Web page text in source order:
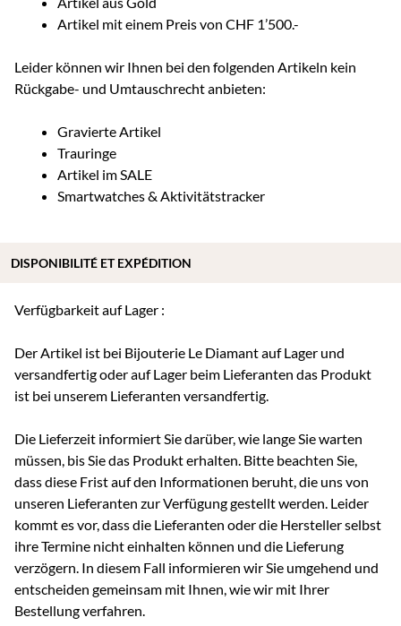
Artikel mit einem Preis von CHF 1’500.-
Leider können wir Ihnen bei den folgenden Artikeln kein
Rückgabe- und Umtauschrecht anbieten:
Gravierte Artikel
Trauringe
Artikel im SALE
Smartwatches & Aktivitätstracker
Verfügbarkeit auf Lager :
Der Artikel ist bei Bijouterie Le Diamant auf Lager und
versandfertig oder auf Lager beim Lieferanten das Produkt
ist bei unserem Lieferanten versandfertig.
Die Lieferzeit informiert Sie darüber, wie lange Sie warten
müssen, bis Sie das Produkt erhalten. Bitte beachten Sie,
dass diese Frist auf den Informationen beruht, die uns von
unseren Lieferanten zur Verfügung gestellt werden. Leider
kommt es vor, dass die Lieferanten oder die Hersteller selbst
ihre Termine nicht einhalten können und die Lieferung
verzögern. In diesem Fall informieren wir Sie umgehend und
entscheiden gemeinsam mit Ihnen, wie wir mit Ihrer
Bestellung verfahren.
DISPONIBILITÉ ET EXPÉDITION